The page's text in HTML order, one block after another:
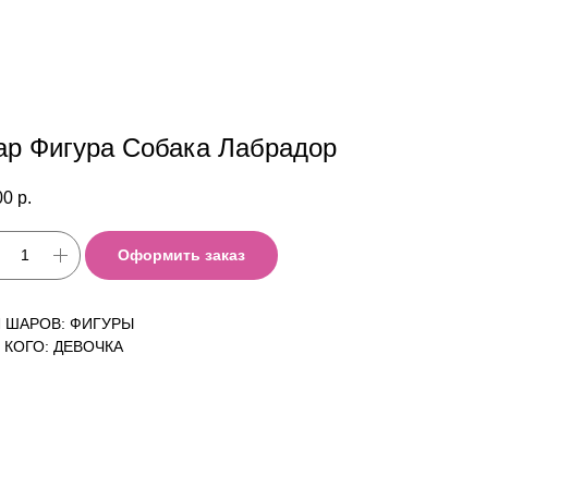
Фигура Собака Лабрадор
р.
Оформить заказ
ШАРОВ: ФИГУРЫ
КОГО: ДЕВОЧКА